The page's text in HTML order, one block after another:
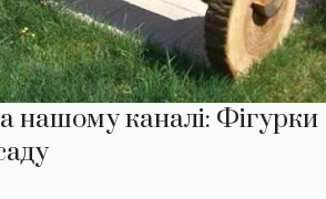
нашому каналі: Фігурки